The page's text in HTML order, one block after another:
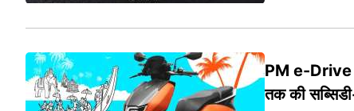
PM e-Drive
तक की